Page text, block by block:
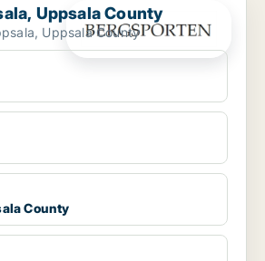
i Uppsala, Uppsala County
til leje i Uppsala, Uppsala County
County